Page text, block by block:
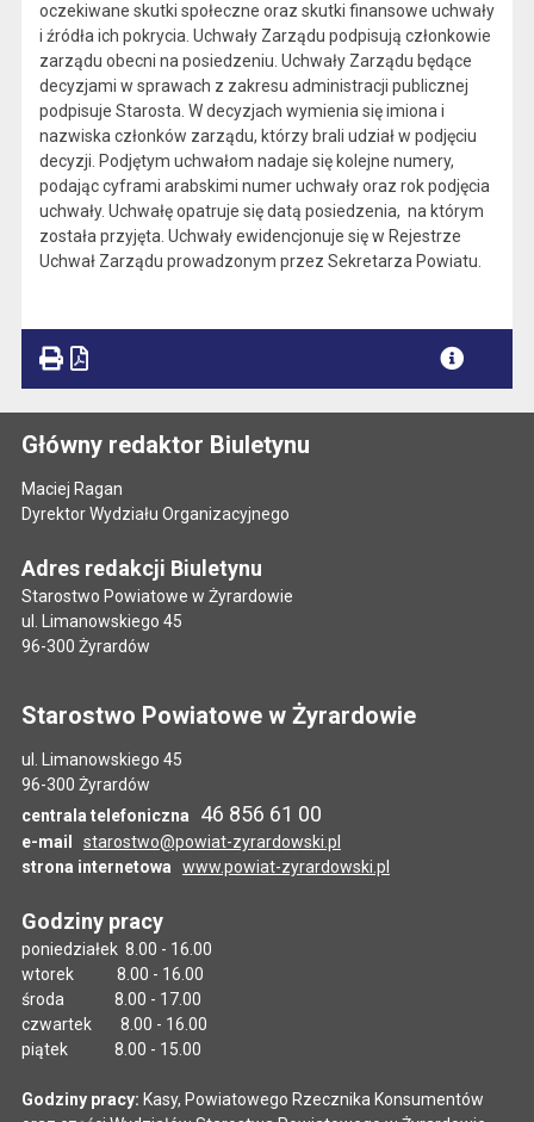
oczekiwane skutki społeczne oraz skutki finansowe uchwały
i źródła ich pokrycia. Uchwały Zarządu podpisują członkowie
zarządu obecni na posiedzeniu. Uchwały Zarządu będące
decyzjami w sprawach z zakresu administracji publicznej
podpisuje Starosta. W decyzjach wymienia się imiona i
nazwiska członków zarządu, którzy brali udział w podjęciu
decyzji. Podjętym uchwałom nadaje się kolejne numery,
podając cyframi arabskimi numer uchwały oraz rok podjęcia
uchwały. Uchwałę opatruje się datą posiedzenia, na którym
została przyjęta. Uchwały ewidencjonuje się w Rejestrze
Uchwał Zarządu prowadzonym przez Sekretarza Powiatu.
Główny redaktor Biuletynu
Maciej Ragan
Dyrektor Wydziału Organizacyjnego
Adres redakcji Biuletynu
Starostwo Powiatowe w Żyrardowie
ul. Limanowskiego 45
96-300 Żyrardów
Starostwo Powiatowe w Żyrardowie
ul. Limanowskiego 45
96-300 Żyrardów
centrala telefoniczna
46 856 61 00
e-mail
starostwo@powiat-zyrardowski.pl
strona internetowa
www.powiat-zyrardowski.pl
Godziny pracy
poniedziałek 8.00 - 16.00
wtorek 8.00 - 16.00
środa 8.00 - 17.00
czwartek 8.00 - 16.00
piątek 8.00 - 15.00
Godziny pracy: Kasy, Powiatowego Rzecznika Konsumentów